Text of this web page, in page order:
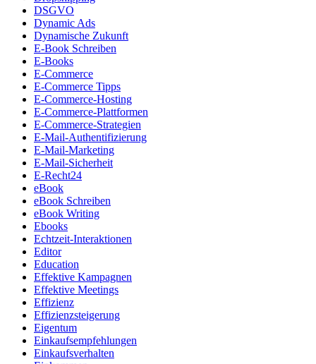
DSGVO
Dynamic Ads
Dynamische Zukunft
E-Book Schreiben
E-Books
E-Commerce
E-Commerce Tipps
E-Commerce-Hosting
E-Commerce-Plattformen
E-Commerce-Strategien
E-Mail-Authentifizierung
E-Mail-Marketing
E-Mail-Sicherheit
E-Recht24
eBook
eBook Schreiben
eBook Writing
Ebooks
Echtzeit-Interaktionen
Editor
Education
Effektive Kampagnen
Effektive Meetings
Effizienz
Effizienzsteigerung
Eigentum
Einkaufsempfehlungen
Einkaufsverhalten